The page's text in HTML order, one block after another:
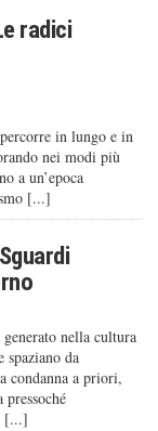
radici
in lungo e in
nei modi più
a un’epoca
[...]
generato nella cultura
spaziano da
condanna a priori,
[...]